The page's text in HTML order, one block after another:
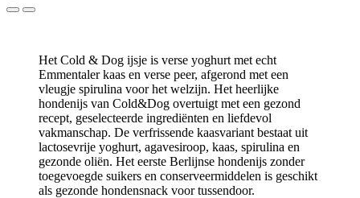
Het Cold & Dog ijsje is verse yoghurt met echt
Emmentaler kaas en verse peer, afgerond met een
vleugje spirulina voor het welzijn. Het heerlijke
hondenijs van Cold&Dog overtuigt met een gezond
recept, geselecteerde ingrediënten en liefdevol
vakmanschap. De verfrissende kaasvariant bestaat uit
lactosevrije yoghurt, agavesiroop, kaas, spirulina en
gezonde oliën. Het eerste Berlijnse hondenijs zonder
toegevoegde suikers en conserveermiddelen is geschikt
als gezonde hondensnack voor tussendoor.